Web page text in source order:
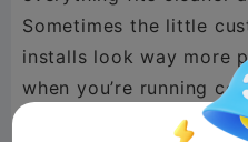
Sometimes the little
installs look way more
when you’re running